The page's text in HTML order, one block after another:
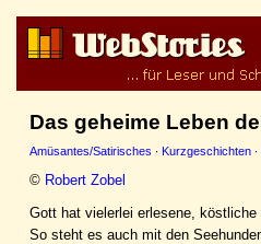
Das geheime Leben
Amüsantes/Satirisches · Kurzgeschichten ·
© Robert Zobel
Gott hat vielerlei erlesene,
So steht es auch mit den